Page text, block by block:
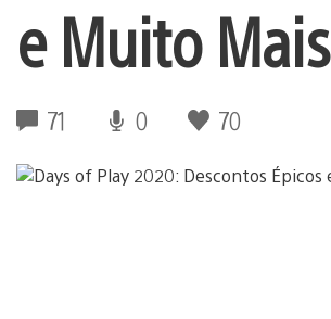
e Muito Mais
71 0 70